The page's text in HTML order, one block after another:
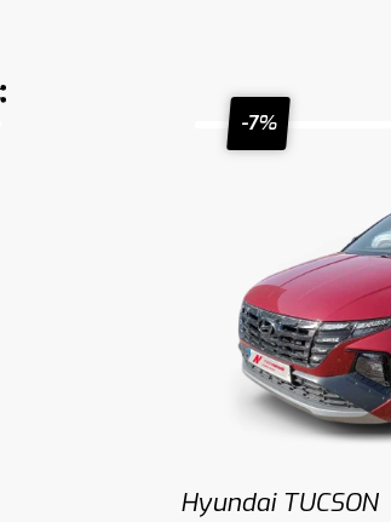
-7%
Hyundai TUCSON